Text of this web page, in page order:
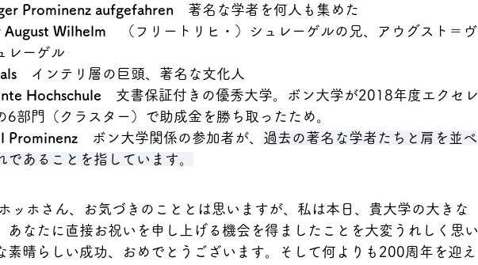
Prominenz aufgefahren 著名な学者を何人も集めた
Wilhelm （フリートリヒ・）シュレーゲルの兄、アウグスト＝ヴ
レーゲル
インテリ層の巨頭、著名な文化人
Hochschule 文書保証付きの優秀大学。ボン大学が2018年度エクセレ
6部門（クラスター）で助成金を勝ち取ったため。
Prominenz ボン大学関係の参加者が、 過去の著名な学者たちと肩を並べ
であることを指しています。
あなたに直接お祝いを申し上げる機会を得ましたことを大変うれしく思い
素晴らしい成功、おめでとうございます。そして何よりも200周年を迎え